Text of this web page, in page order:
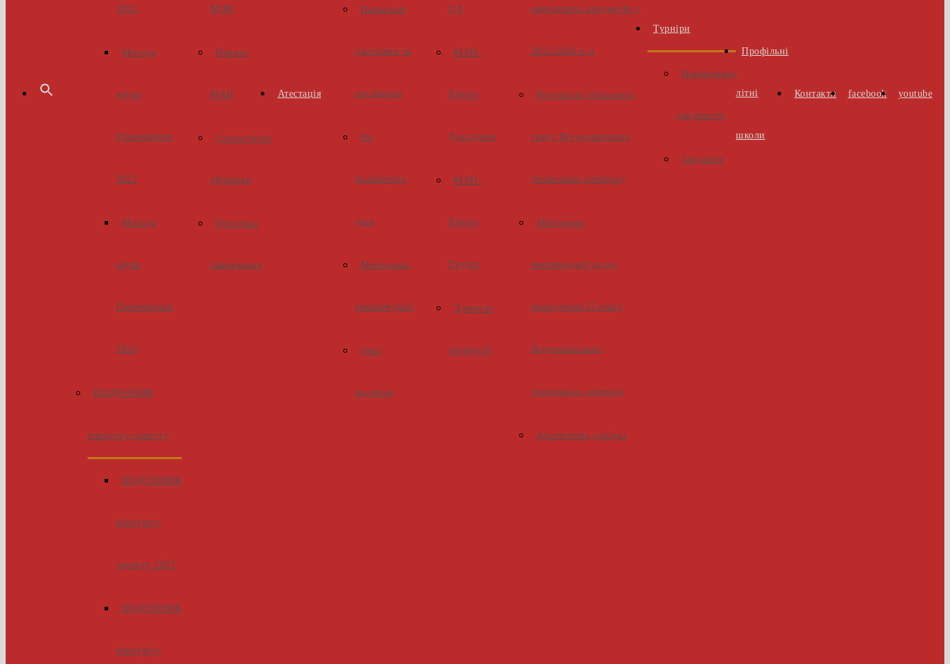
2022
Молода
наука
Рівненщини
2021
Молода
наука
Рівненщини
2020
ЩОДЕННИК
конкурсу-захисту
ЩОДЕННИК
конкурсу-
захисту 2025
ЩОДЕННИК
конкурсу-
МОН
Накази
МАН
Статистичні
збірники
Публічна
інформація
Атестація
Навчальні
програми та
посібники
На
мольбертах
днів
Методичні
рекомендації
Інші
видання
UA
МАН-
Юніор
Дослідник
МАН-
Юніор
Ерудит
Джерело
творчості
навчальних предметів у
2025/2026 н.р
Результати обласного
етапу Всеукраїнських
учнівських олімпіад
Методичні
рекомендації щодо
проведення ІІ етапу
Всеукраїнських
учнівських олімпіад
Аналітична довідка
Турніри
Нормативні
документи
Завдання
Профільні
літні
школи
Контакти facebook youtube